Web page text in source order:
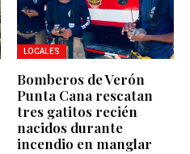
LOCALES
Bomberos de Verón
Punta Cana rescatan
tres gatitos recién
nacidos durante
incendio en manglar